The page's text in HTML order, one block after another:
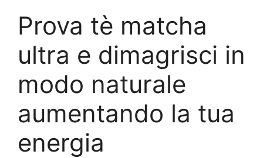
Prova tè matcha
ultra e dimagrisci in
modo naturale
aumentando la tua
energia